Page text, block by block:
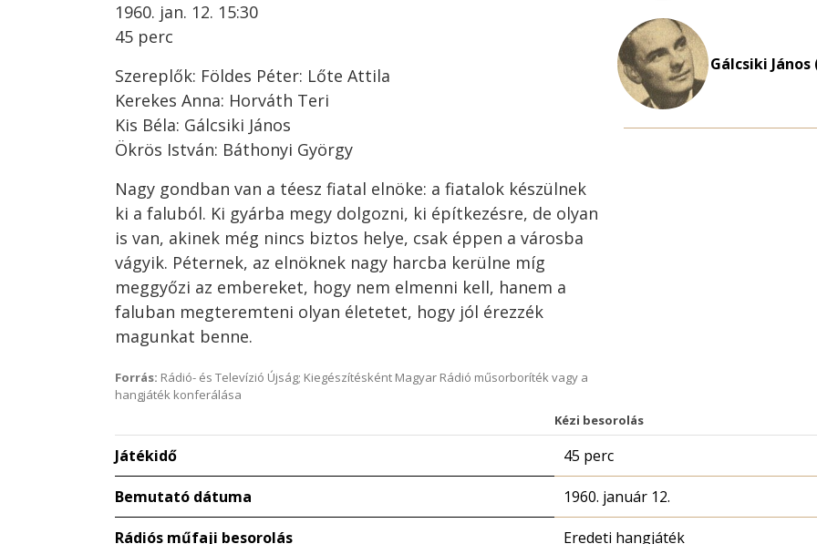
1960. jan. 12. 15:30
45 perc
Szereplők: Földes Péter: Lőte Attila
Kerekes Anna: Horváth Teri
Kis Béla: Gálcsiki János
Ökrös István: Báthonyi György
Nagy gondban van a téesz fiatal elnöke: a fiatalok készülnek
ki a faluból. Ki gyárba megy dolgozni, ki építkezésre, de olyan
is van, akinek még nincs biztos helye, csak éppen a városba
vágyik. Péternek, az elnöknek nagy harcba kerülne míg
meggyőzi az embereket, hogy nem elmenni kell, hanem a
faluban megteremteni olyan életetet, hogy jól érezzék
magunkat benne.
Forrás: Rádió- és Televízió Újság; Kiegészítésként Magyar Rádió műsorboríték vagy a
hangjáték konferálása
Gálcsiki János
Kézi besorolás
Játékidő 45 perc
Bemutató dátuma 1960. január 12.
Rádiós műfaji besorolás Eredeti hangjáték